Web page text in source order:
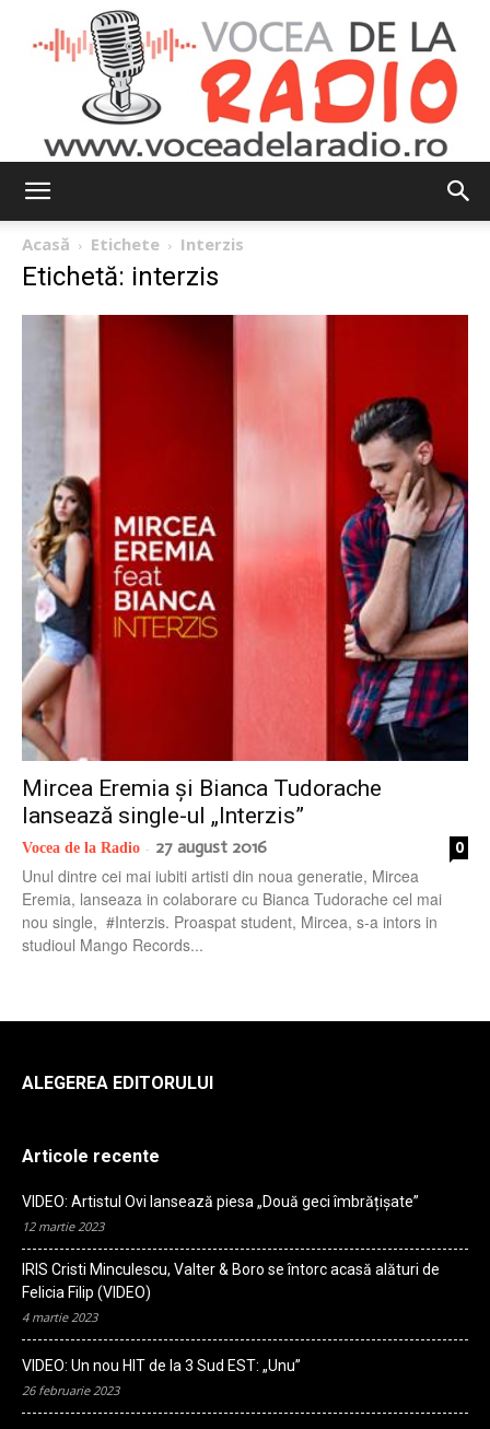
Acasă Etichete Interzis
Etichetă: interzis
Mircea Eremia și Bianca Tudorache
lansează single-ul „Interzis”
Vocea de la Radio - 27 august 2016 0
Unul dintre cei mai iubiti artisti din noua generatie, Mircea
Eremia, lanseaza in colaborare cu Bianca Tudorache cel mai
nou single, #Interzis. Proaspat student, Mircea, s-a intors in
studioul Mango Records...
ALEGEREA EDITORULUI
Articole recente
VIDEO: Artistul Ovi lansează piesa „Două geci îmbrățișate”
12 martie 2023
IRIS Cristi Minculescu, Valter & Boro se întorc acasă alături de
Felicia Filip (VIDEO)
4 martie 2023
VIDEO: Un nou HIT de la 3 Sud EST: „Unu”
26 februarie 2023